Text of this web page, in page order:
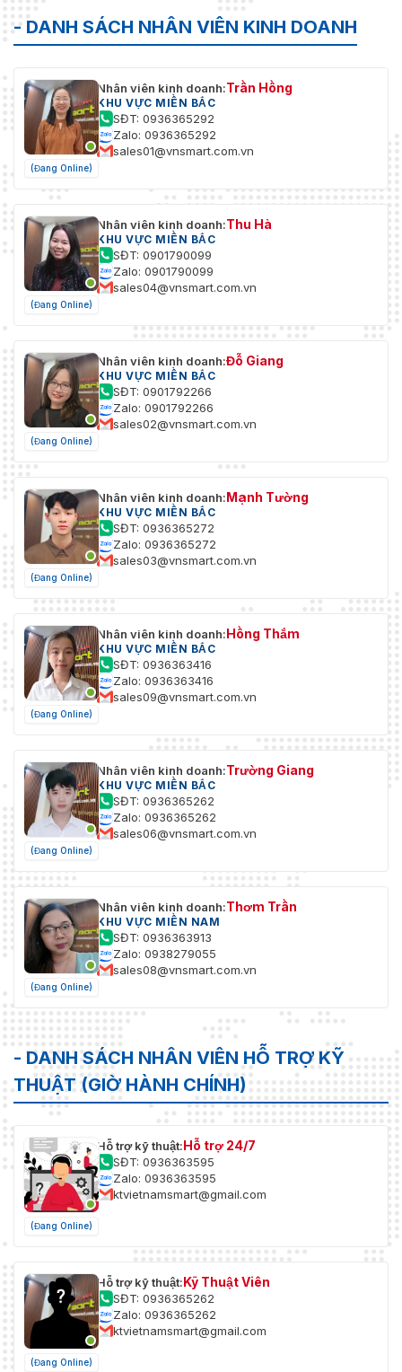
- DANH SÁCH NHÂN VIÊN KINH DOANH
(Đang Online)
Nhân viên kinh doanh:Trần Hồng
KHU VỰC MIỀN BẮC
SĐT: 0936365292
Zalo: 0936365292
sales01@vnsmart.com.vn
(Đang Online)
Nhân viên kinh doanh:Thu Hà
KHU VỰC MIỀN BẮC
SĐT: 0901790099
Zalo: 0901790099
sales04@vnsmart.com.vn
(Đang Online)
Nhân viên kinh doanh:Đỗ Giang
KHU VỰC MIỀN BẮC
SĐT: 0901792266
Zalo: 0901792266
sales02@vnsmart.com.vn
(Đang Online)
Nhân viên kinh doanh:Mạnh Tường
KHU VỰC MIỀN BẮC
SĐT: 0936365272
Zalo: 0936365272
sales03@vnsmart.com.vn
(Đang Online)
Nhân viên kinh doanh:Hồng Thắm
KHU VỰC MIỀN BẮC
SĐT: 0936363416
Zalo: 0936363416
sales09@vnsmart.com.vn
(Đang Online)
Nhân viên kinh doanh:Trường Giang
KHU VỰC MIỀN BẮC
SĐT: 0936365262
Zalo: 0936365262
sales06@vnsmart.com.vn
(Đang Online)
Nhân viên kinh doanh:Thơm Trần
KHU VỰC MIỀN NAM
SĐT: 0936363913
Zalo: 0938279055
sales08@vnsmart.com.vn
- DANH SÁCH NHÂN VIÊN HỖ TRỢ KỸ
THUẬT (GIỜ HÀNH CHÍNH)
(Đang Online)
Hỗ trợ kỹ thuật:Hỗ trợ 24/7
SĐT: 0936363595
Zalo: 0936363595
ktvietnamsmart@gmail.com
(Đang Online)
Hỗ trợ kỹ thuật:Kỹ Thuật Viên
SĐT: 0936365262
Zalo: 0936365262
ktvietnamsmart@gmail.com